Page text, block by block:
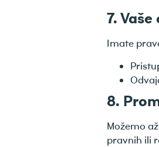
7.
Imate
8.
Možemo
pravnih ili